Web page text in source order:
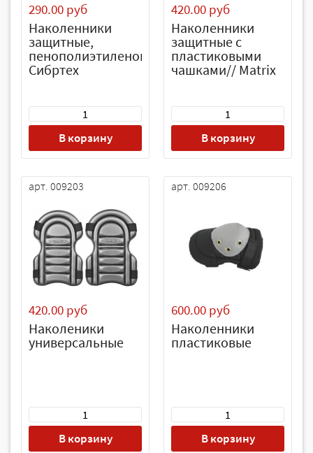
290.00 руб
Наколенники
защитные,
пенополиэтиленовые//
Сибртех
В корзину
420.00 руб
Наколенники
защитные с
пластиковыми
чашками// Matrix
В корзину
арт. 009203
420.00 руб
Наколеники
универсальные
В корзину
арт. 009206
600.00 руб
Наколенники
пластиковые
В корзину